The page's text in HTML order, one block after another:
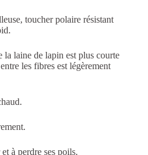
toucher polaire résistant
la laine de lapin est plus courte
les fibres est légèrement
à perdre ses poils.